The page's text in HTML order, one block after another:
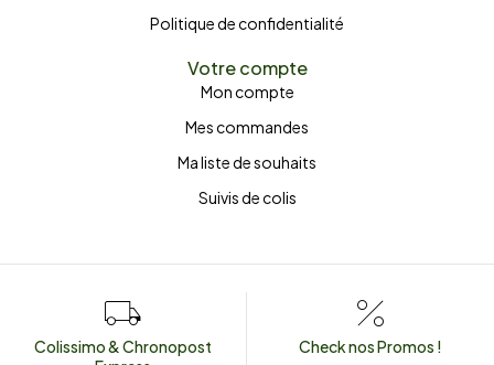
Politique de confidentialité
Votre compte
Mon compte
Mes commandes
Ma liste de souhaits
Suivis de colis
Colissimo & Chronopost
Check nos Promos !